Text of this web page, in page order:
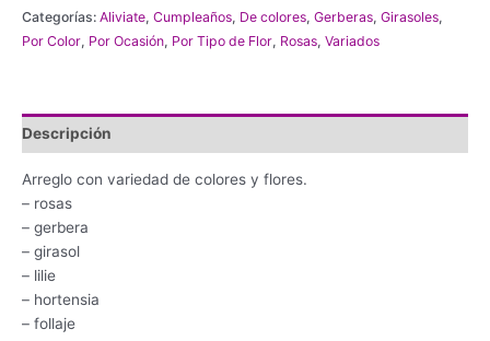
Categorías: Aliviate, Cumpleaños, De colores, Gerberas, Girasoles,
Por Color, Por Ocasión, Por Tipo de Flor, Rosas, Variados
Descripción
Arreglo con variedad de colores y flores.
– rosas
– gerbera
– girasol
– lilie
– hortensia
– follaje